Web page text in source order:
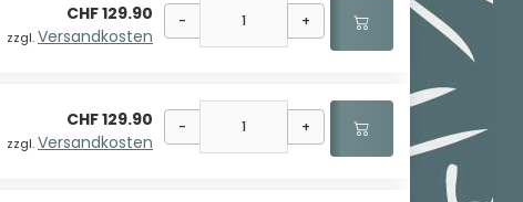
CHF 129.90
zzgl.Versandkosten
- +
CHF 129.90
zzgl.Versandkosten
- +